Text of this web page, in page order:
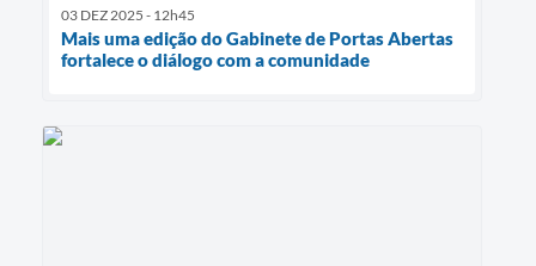
03 DEZ 2025 - 12h45
Mais uma edição do Gabinete de Portas Abertas
fortalece o diálogo com a comunidade